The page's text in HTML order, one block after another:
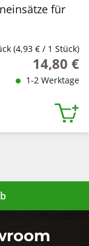
für
(4,93 € / 1 Stück)
Regulärer
14,80 €
1-2 Werktage